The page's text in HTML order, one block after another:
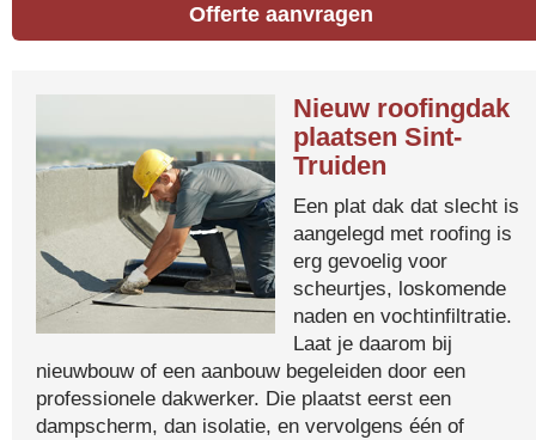
Offerte aanvragen
Nieuw roofingdak
plaatsen Sint-
Truiden
Een plat dak dat slecht is
aangelegd met roofing is
erg gevoelig voor
scheurtjes, loskomende
naden en vochtinfiltratie.
Laat je daarom bij
nieuwbouw of een aanbouw begeleiden door een
professionele dakwerker. Die plaatst eerst een
dampscherm, dan isolatie, en vervolgens één of